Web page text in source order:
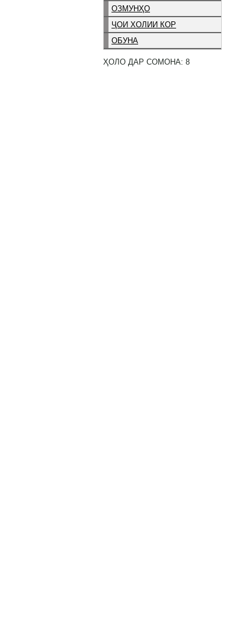
ОЗМУНҲО
ҶОИ ХОЛИИ КОР
ОБУНА
ҲОЛО ДАР СОМОНА: 8